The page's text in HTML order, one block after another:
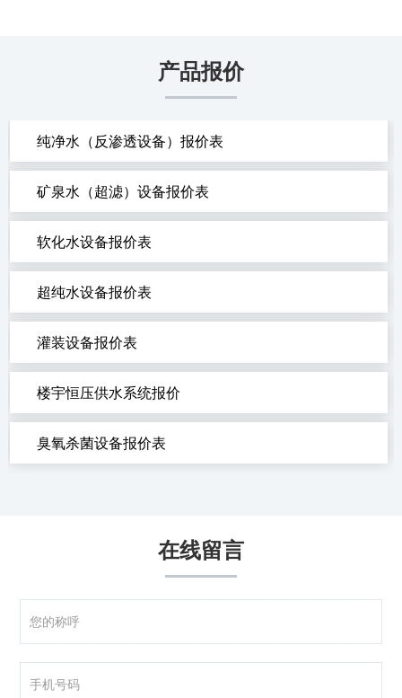
产品报价
纯净水（反渗透设备）报价表
矿泉水（超滤）设备报价表
软化水设备报价表
超纯水设备报价表
灌装设备报价表
楼宇恒压供水系统报价
臭氧杀菌设备报价表
在线留言